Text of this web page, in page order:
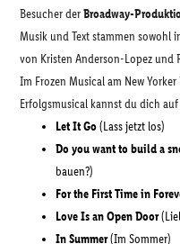
Besucher derBroadway-
Musik und Text stammen sowohl
von Kristen Anderson-Lopez und
Im Frozen Musical am New
Erfolgsmusical kannst du dich
Let It Go(Lass jetzt los)
Do you want to build a
bauen?)
For the First Time in
Love Is an Open Door
In Summer(Im Sommer)